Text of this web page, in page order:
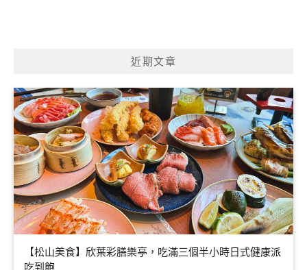
近期文章
【松山美食】欣葉彩膳樂亭，吃滿三個半小時日式健康派
吃到飽